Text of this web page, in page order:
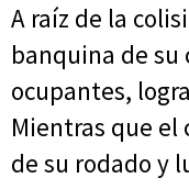
A raíz de la
banquina de su
ocupantes,
Mientras que el
de su rodado y